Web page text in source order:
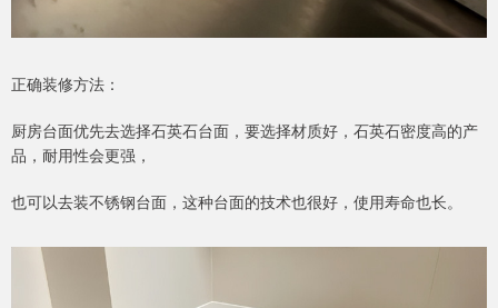
正确装修方法：
厨房台面优先去选择石英石台面，要选择材质好，石英石密度高的产
品，耐用性会更强，
也可以去装不锈钢台面，这种台面的技术也很好，使用寿命也长。